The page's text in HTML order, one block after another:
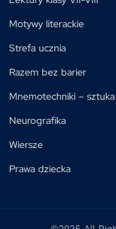
Motywy literackie
Strefa ucznia
Razem bez barier
Mnemotechniki –
Neurografika
Wiersze
Prawa dziecka